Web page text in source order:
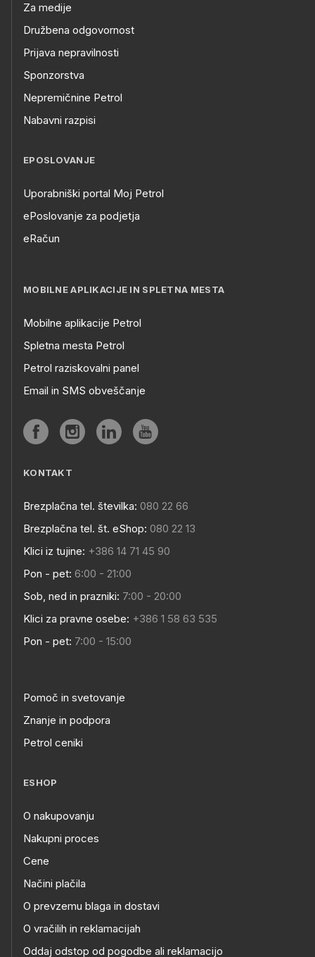
Za medije
Družbena odgovornost
Prijava nepravilnosti
Sponzorstva
Nepremičnine Petrol
Nabavni razpisi
EPOSLOVANJE
Uporabniški portal Moj Petrol
ePoslovanje za podjetja
eRačun
MOBILNE APLIKACIJE IN SPLETNA MESTA
Mobilne aplikacije Petrol
Spletna mesta Petrol
Petrol raziskovalni panel
Email in SMS obveščanje
KONTAKT
Brezplačna tel. številka: 080 22 66
Brezplačna tel. št. eShop: 080 22 13
Klici iz tujine: +386 14 71 45 90
Pon - pet: 6:00 - 21:00
Sob, ned in prazniki: 7:00 - 20:00
Klici za pravne osebe: +386 1 58 63 535
Pon - pet: 7:00 - 15:00
Pomoč in svetovanje
Znanje in podpora
Petrol ceniki
ESHOP
O nakupovanju
Nakupni proces
Cene
Načini plačila
O prevzemu blaga in dostavi
O vračilih in reklamacijah
Oddaj odstop od pogodbe ali reklamacijo